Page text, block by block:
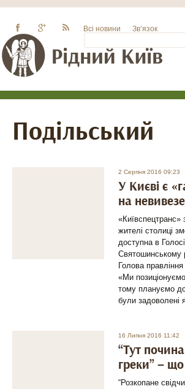
Всі новини Зв’язок
Подiльський
2 Серпня 2016 09:23
У Києві є
на
«Київспецтранс»
жителі столиці
доступна в
Святошинському
Голова
«Ми
тому плануємо
були задоволені
16 Липня 2016 11:42
“Тут
греки” –
“Розкопане